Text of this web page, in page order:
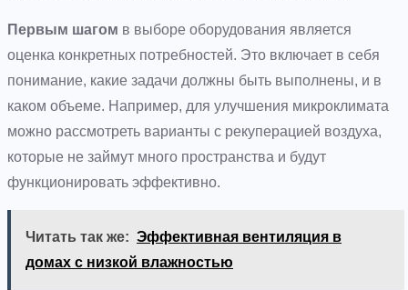
Первым шагом в выборе оборудования является
оценка конкретных потребностей. Это включает в себя
понимание, какие задачи должны быть выполнены, и в
каком объеме. Например, для улучшения микроклимата
можно рассмотреть варианты с рекуперацией воздуха,
которые не займут много пространства и будут
функционировать эффективно.
Читать так же: Эффективная вентиляция в
домах с низкой влажностью